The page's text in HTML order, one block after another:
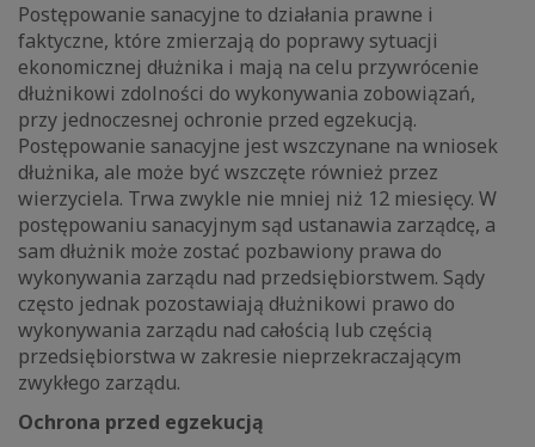
Postępowanie sanacyjne to działania prawne i
faktyczne, które zmierzają do poprawy sytuacji
ekonomicznej dłużnika i mają na celu przywrócenie
dłużnikowi zdolności do wykonywania zobowiązań,
przy jednoczesnej ochronie przed egzekucją.
Postępowanie sanacyjne jest wszczynane na wniosek
dłużnika, ale może być wszczęte również przez
wierzyciela. Trwa zwykle nie mniej niż 12 miesięcy. W
postępowaniu sanacyjnym sąd ustanawia zarządcę, a
sam dłużnik może zostać pozbawiony prawa do
wykonywania zarządu nad przedsiębiorstwem. Sądy
często jednak pozostawiają dłużnikowi prawo do
wykonywania zarządu nad całością lub częścią
przedsiębiorstwa w zakresie nieprzekraczającym
zwykłego zarządu.
Ochrona przed egzekucją